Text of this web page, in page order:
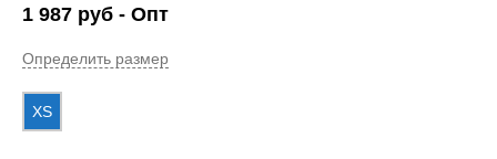
1 987 руб - Опт
Определить размер
XS